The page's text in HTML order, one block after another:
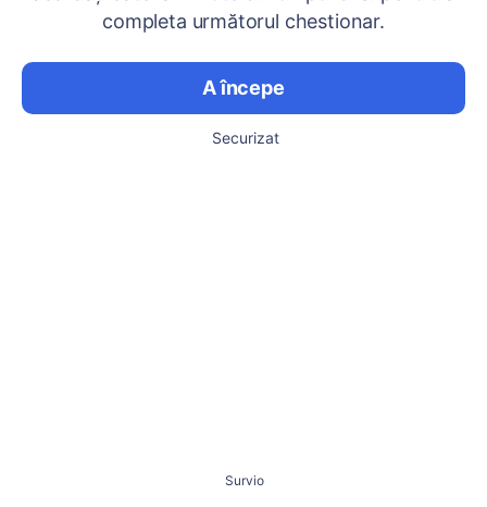
completa următorul chestionar.
A începe
Securizat
Survio